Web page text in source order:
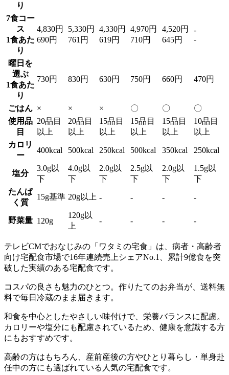
り
7食コー
ス
1食あた
り
4,830円
690円
5,330円
761円
4,330円
619円
4,970円
710円
4,520円
645円
-
-
曜日を
選ぶ
1食あた
り
730円 830円 630円 750円 660円 470円
ごはん × × × 〇 〇
〇
使用品
目
20品目
以上
20品目
以上
15品目
以上
15品目
以上
15品目
以上
10品目
以上
カロリ
ー
400kcal 500kcal 250kcal 500kcal 350kcal 250kcal
塩分
3.0g以
下
4.0g以
下
2.0g以
下
2.5g以
下
2.0g以
下
1.5g以
下
たんぱ
く質
15g基準 20g以上 - - - -
野菜量 120g
120g以
上
- - - -
テレビCMでおなじみの「ワタミの宅食」は、病者・高齢者
向け宅配食市場で16年連続売上シェアNo.1、累計9億食を突
破した実績のある宅配食です。
コスパの良さも魅力のひとつ。作りたてのお弁当が、送料無
料で毎日冷蔵のまま届きます。
和食を中心としたやさしい味付けで、栄養バランスに配慮。
カロリーや塩分にも配慮されているため、健康を意識する方
にもおすすめです。
高齢の方はもちろん、産前産後の方やひとり暮らし・単身赴
任中の方にも選ばれている人気の宅配食です。